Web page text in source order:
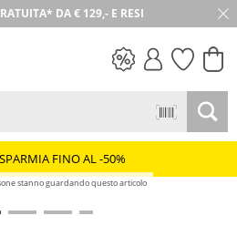
DA € 129,- E RESI
DI RESO
FINO AL -50%
stanno guardando questo articolo